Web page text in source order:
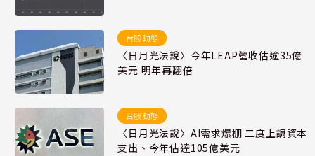
台股動態
〈日月光法說〉今年LEAP營收估逾35億
美元 明年再翻倍
台股動態
〈日月光法說〉AI需求爆棚 二度上調資本
支出、今年估達105億美元